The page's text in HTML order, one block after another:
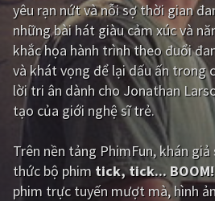
Tình cảm - Lãng mạn Kỳ
Giật gân Gia
Bí ẩn Lịch
Viễn Tây
GameShow
QUỐC GIA
yêu rạn nứt và nỗi sợ thời gian
những bài hát giàu cảm xúc và
khắc họa hành trình theo đuổi
và khát vọng để lại dấu ấn trong
lời tri ân dành cho Jonathan
tạo của giới nghệ sĩ trẻ.
Trên nền tảng PhimFun, khán
thức bộ phim tick, tick... BOOM!
phim trực tuyến mượt mà, hình